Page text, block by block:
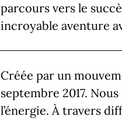
parcours vers le
incroyable aventure
Créée par un
septembre 2017.
l’énergie. À travers